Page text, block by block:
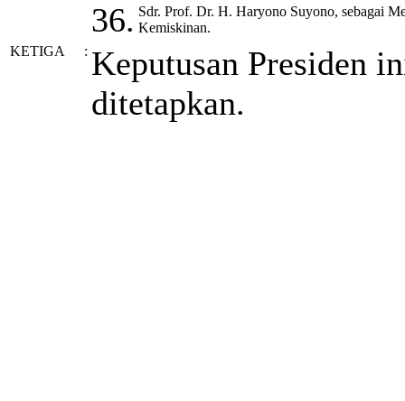
36. Sdr. Prof. Dr. H. Haryono Suyono, sebagai
Kemiskinan.
KETIGA
: Keputusan Presiden
ditetapkan.